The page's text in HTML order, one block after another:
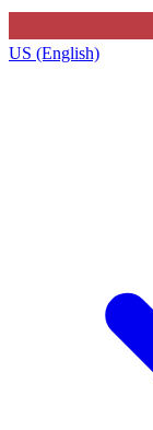
US (English)